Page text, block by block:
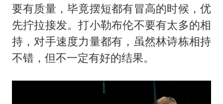
要有质量，毕竟摆短都有冒高的时候，优
先拧拉接发。打小勒布伦不要有太多的相
持，对手速度力量都有，虽然林诗栋相持
不错，但不一定有好的结果。